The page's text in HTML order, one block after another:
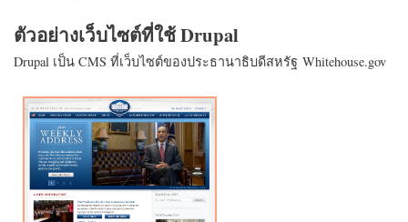
ตัวอย่างเว็บไซต์ที่ใช้ Drupal
Drupal เป็น CMS ที่เว็บไซต์ของประธานาธิบดีสหรัฐ Whitehouse.gov